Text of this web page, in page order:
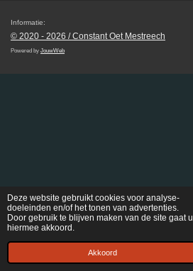
Deze website gebruikt cookies voor analyse-
doeleinden en/of het tonen van advertenties.
Door gebruik te blijven maken van de site gaat u
hiermee akkoord.
Akkoord
Informatie:
© 2020 - 2026 /Constant Oet Mestreech
Powered by JouwWeb
E-mailadres